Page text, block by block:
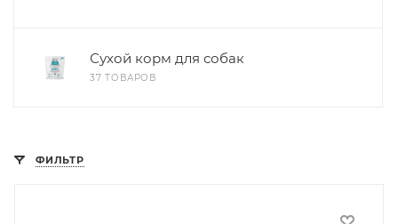
Сухой корм для собак
37 ТОВАРОВ
ФИЛЬТР